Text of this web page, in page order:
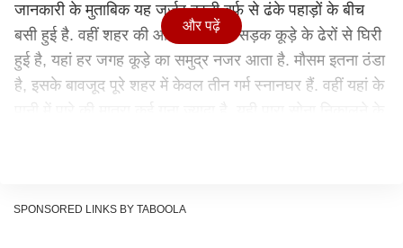
जानकारी के मुताबिक यह जर्जर बस्ती बर्फ से ढंके पहाड़ों के बीच
बसी हुई है. वहीं शहर की ओर जाने वाली सड़क कूड़े के ढेरों से घिरी
हुई है, यहां हर जगह कूड़े का समुद्र नजर आता है. मौसम इतना ठंडा
है, इसके बावजूद पूरे शहर में केवल तीन गर्म स्नानघर हैं. वहीं यहां के
है. वे 30 दिन तक बिना पैसों के काम करते हैं और 31वें दिन उन्‍हें
और पढ़ें
SPONSORED LINKS BY TABOOLA